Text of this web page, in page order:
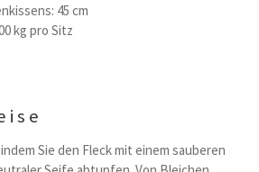
45 cm
kg pro Sitz
Sie den Fleck mit einem sauberen